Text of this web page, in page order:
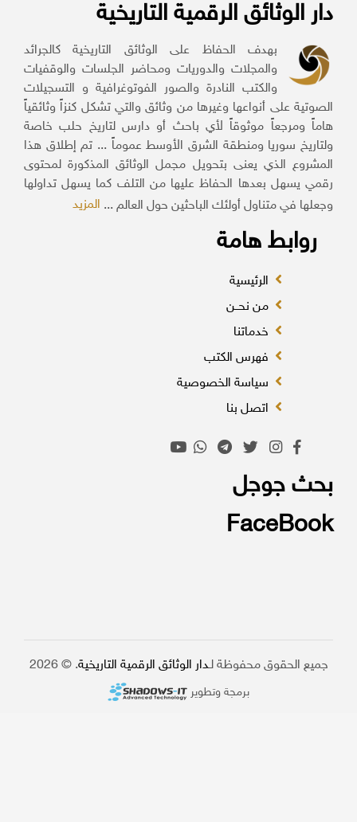
دار الوثائق الرقمية التاريخية
بهدف الحفاظ على الوثائق التاريخية كالجرائد
والمجلات والدوريات ومحاضر الجلسات والوقفيات
والكتب النادرة والصور الفوتوغرافية و التسجيلات
الصوتية على أنواعها وغيرها من وثائق والتي تشكل كنزاً وثائقياً
هاماً ومرجعاً موثوقاً لأي باحث أو دارس لتاريخ حلب خاصة
ولتاريخ سوريا ومنطقة الشرق الأوسط عموماً ... تم إطلاق هذا
المشروع الذي يعنى بتحويل مجمل الوثائق المذكورة لمحتوى
رقمي يسهل بعدها الحفاظ عليها من التلف كما يسهل تداولها
وجعلها في متناول أولئك الباحثين حول العالم ...المزيد
روابط هامة
الرئيسية
من نحــن
خدماتنا
فهرس الكتب
سياسة الخصوصية
اتصل بنا
بحث جوجل
FaceBook
جميع الحقوق محفوظة لـ دار الوثائق الرقمية التاريخية. © 2026
برمجة وتطوير